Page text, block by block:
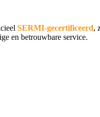
SERMI-gecertificeerd,
en betrouwbare service.